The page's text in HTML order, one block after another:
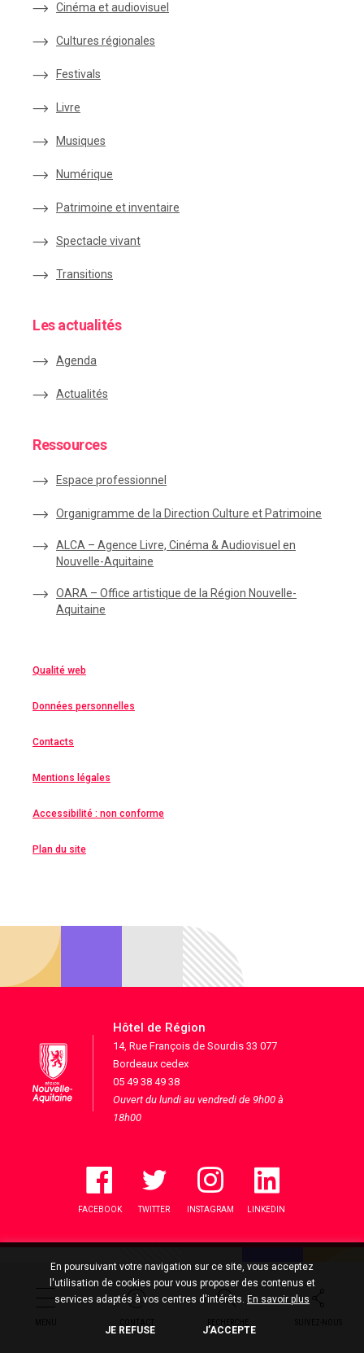
Cinéma et audiovisuel
Cultures régionales
Festivals
Livre
Musiques
Numérique
Patrimoine et inventaire
Spectacle vivant
Transitions
Les actualités
Agenda
Actualités
Ressources
Espace professionnel
Organigramme de la Direction Culture et Patrimoine
ALCA – Agence Livre, Cinéma & Audiovisuel en
Nouvelle-Aquitaine
OARA – Office artistique de la Région Nouvelle-
Aquitaine
Qualité web
Données personnelles
Contacts
Mentions légales
Accessibilité : non conforme
Plan du site
Hôtel de Région
14, Rue François de Sourdis 33 077
Bordeaux cedex
05 49 38 49 38
Ouvert du lundi au vendredi de 9h00 à
18h00
FACEBOOK TWITTER INSTAGRAM LINKEDIN
En poursuivant votre navigation sur ce site, vous acceptez
l'utilisation de cookies pour vous proposer des contenus et
services adaptés à vos centres d'intérêts. En savoir plus
JE REFUSE J’ACCEPTE